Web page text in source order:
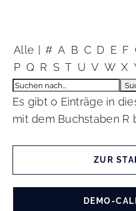
Alle # A B C D E F
P Q R S T U V W X
Es gibt 0 Einträge in
mit dem Buchstaben R
ZUR
DEMO-